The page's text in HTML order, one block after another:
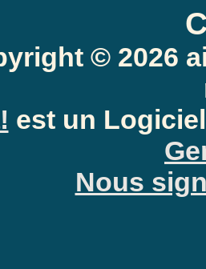
Anti-Spam: Complètez le
© 2026
est un
Nous